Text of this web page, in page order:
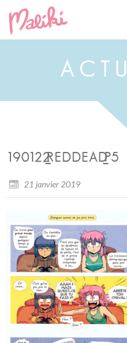
A C U
190122_REDDEAD_P5
21 janvier 2019